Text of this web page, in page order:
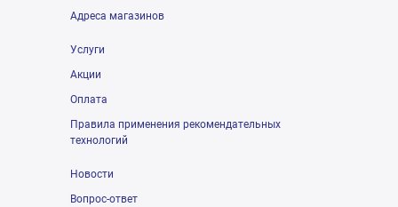
Адреса магазинов
Услуги
Акции
Оплата
Правила применения рекомендательных
технологий
Новости
Вопрос-ответ